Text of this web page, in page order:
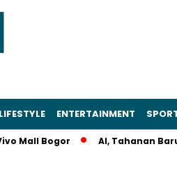
LIFESTYLE ENTERTAINMENT
Mall Bogor AI, Tahanan Baru